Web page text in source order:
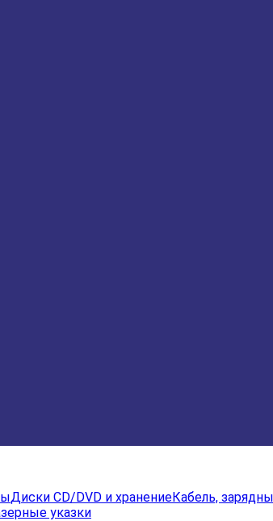
Диски CD/DVD и хранениеКабель,
указки